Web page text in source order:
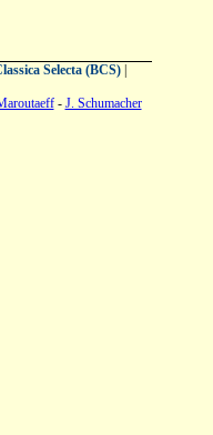
Selecta (BCS)|
- J. Schumacher